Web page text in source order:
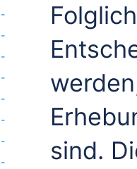
keine Besserung
keine Erhebung
Maßnahmen zur Prüfung
Maßnahmen zur
Erhebungen nach Muster
Erst-/Folgeverordnung
Klinischer Status
Konsilpartnersind.